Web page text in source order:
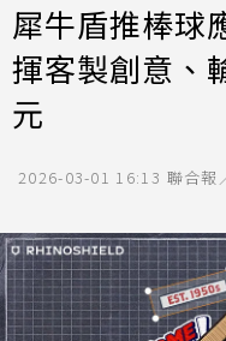
犀牛盾推棒球
揮客製創意、
元
2026-03-01 16:13 聯合報